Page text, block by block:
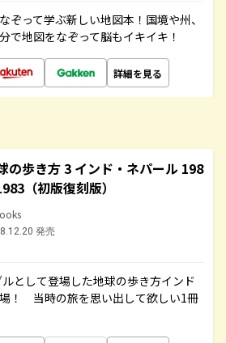
ぞって学ぶ新しい地図本！国境や州、
で地図をなぞって脳もイキイキ！
詳細を見る
の歩き方 3 インド・ネパール 198
（初版復刻版）
発売
として登場した地球の歩き方インド
！ 当時の旅を思い出して欲しい1冊